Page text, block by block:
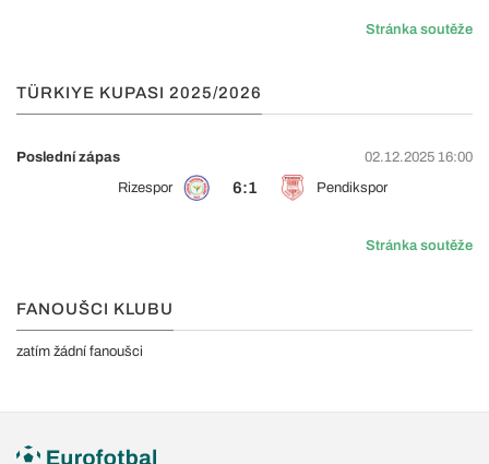
Stránka soutěže
TÜRKIYE KUPASI 2025/2026
Poslední zápas
02.12.2025 16:00
Rizespor
6:1 Pendikspor
Stránka soutěže
FANOUŠCI KLUBU
zatím žádní fanoušci